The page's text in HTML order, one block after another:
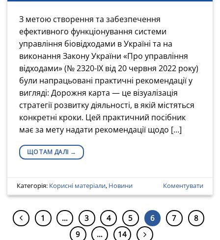
З метою створення та забезпечення
ефективного функціонування системи
управління біовідходами в Україні та на
виконання Закону України «Про управління
відходами» (№ 2320-IX від 20 червня 2022 року)
були напрацьовані практичні рекомендації у
вигляді: Дорожня карта — це візуалізація
стратегії розвитку діяльності, в якій містяться
конкретні кроки. Цей практичний посібник
має за мету надати рекомендації щодо […]
ЩО ТАМ ДАЛІ →
Категорія: Корисні матеріали, Новини Коментувати
1 … 3 4 5 6 7
8
9
… 14